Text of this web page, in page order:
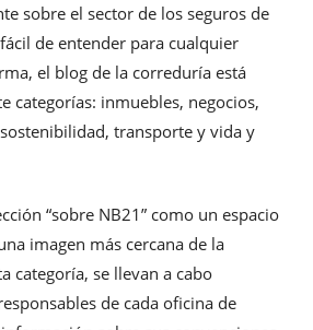
sobre el sector de los seguros de
de entender para cualquier
el blog de la correduría está
categorías: inmuebles, negocios,
transporte y vida y
“sobre NB21” como un espacio
imagen más cercana de la
categoría, se llevan a cabo
de cada oficina de